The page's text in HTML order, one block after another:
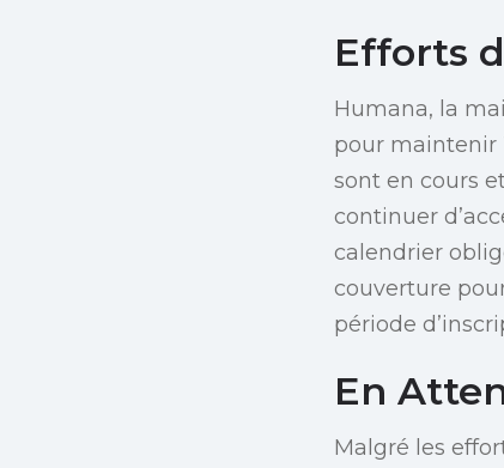
Efforts
Humana, la
pour maintenir
sont en cours
continuer
calendrier
couverture
période
En
Malgré les